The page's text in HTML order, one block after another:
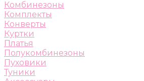
Комбинезоны
Комплекты
Конверты
Куртки
Платья
Полукомбинезоны
Пуховики
Туники